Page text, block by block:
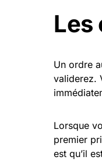
Les
Un ordre
validerez.
Lorsque
premier
est qu’il